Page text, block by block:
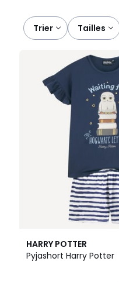
Trier tailles
HARRY POTTER
Pyjashort Harry Potter
3
/